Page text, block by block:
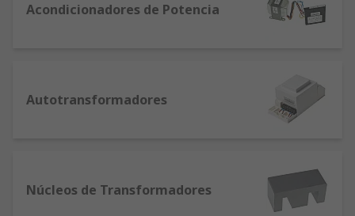
Acondicionadores de Potencia
Autotransformadores
Núcleos de Transformadores